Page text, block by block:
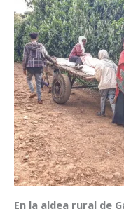
En la aldea rural de